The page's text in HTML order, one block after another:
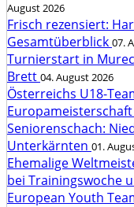
August 2026
Frisch rezensiert:
Gesamtüberblick 07.
Turnierstart in
Brett 04. August 2026
Österreichs U18-
Seniorenschach:
Unterkärnten 01.
Ehemalige
bei Trainingswoche
European Youth